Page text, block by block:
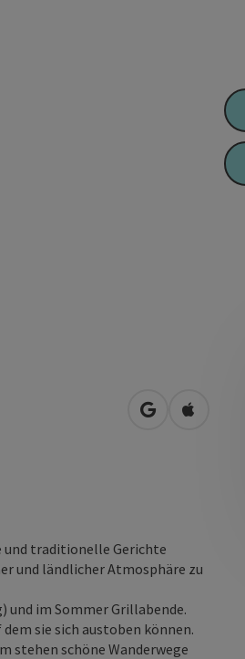
in Googlein Apple
und traditionelle Gerichte
und ländlicher Atmosphäre zu
und im Sommer Grillabende.
sie sich austoben können.
stehen schöne Wanderwege